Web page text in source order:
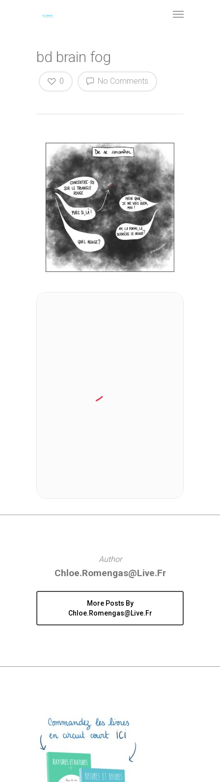
bd brain fog
No Comments
0
Author
Chloe.romengas@live.fr
More Posts By
Chloe.romengas@live.fr